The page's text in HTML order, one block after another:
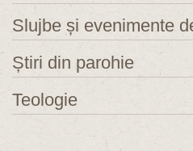
Slujbe și evenimente
Știri din parohie
Teologie